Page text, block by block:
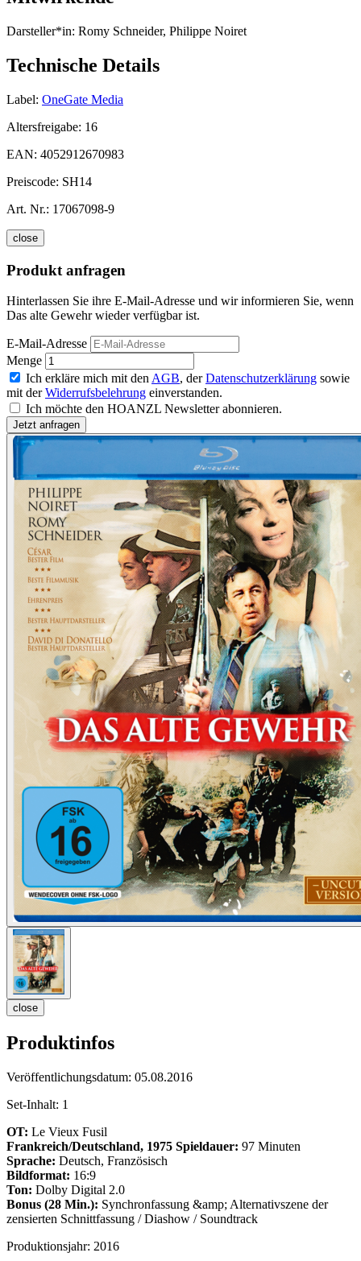
Darsteller*in: Romy Schneider, Philippe Noiret
Technische Details
Label: OneGate Media
Altersfreigabe: 16
EAN: 4052912670983
Preiscode: SH14
Art. Nr.: 17067098-9
close
Produkt anfragen
Hinterlassen Sie ihre E-Mail-Adresse und wir informieren Sie, wenn
Das alte Gewehr wieder verfügbar ist.
E-Mail-Adresse
Menge
Ich erkläre mich mit den AGB, derDatenschutzerklärung sowie
mit derWiderrufsbelehrung einverstanden.
Ich möchte den HOANZL Newsletter abonnieren.
close
Produktinfos
Veröffentlichungsdatum: 05.08.2016
Set-Inhalt: 1
OT: Le Vieux Fusil
Frankreich/Deutschland, 1975 Spieldauer: 97 Minuten
Sprache: Deutsch, Französisch
Bildformat: 16:9
Ton: Dolby Digital 2.0
Bonus (28 Min.): Synchronfassung &amp; Alternativszene der
zensierten Schnittfassung / Diashow / Soundtrack
Produktionsjahr: 2016